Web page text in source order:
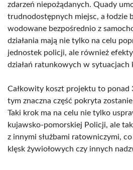
zdarzeń niepożądanych. Quady
trudnodostępnych miejsc, a łodzie
wodowane bezpośrednio z
działania mają nie tylko na celu
jednostek policji, ale również
działań ratunkowych w sytuacjach
Całkowity koszt projektu to ponad
tym znaczna część pokryta
Taki krok ma na celu nie tylko
kujawsko-pomorskiej Policji, ale
z innymi służbami ratowniczymi,
klęsk żywiołowych czy innych